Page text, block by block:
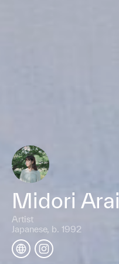
Midori Arai
Artist
Japanese, b. 1992